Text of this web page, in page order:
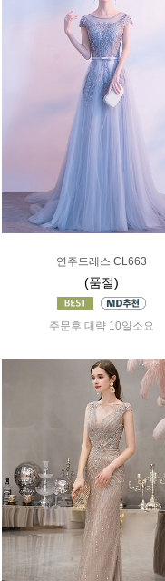
연주드레스 CL663
(품절)
주문후 대략 10일소요